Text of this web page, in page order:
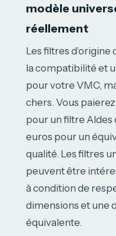
modèle
réellement
Les filtres
la compatibilité et
pour votre VMC,
chers. Vous
pour un filtre Aldes
euros pour un
qualité. Les filtres
peuvent être
à condition de
dimensions et une
équivalente.